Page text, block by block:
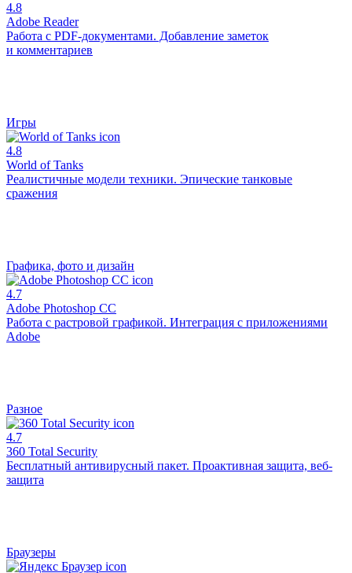
4.8
Adobe Reader
Работа с PDF-документами. Добавление заметок
и комментариев
Игры
4.8
World of Tanks
Реалистичные модели техники. Эпические танковые
сражения
Графика, фото и дизайн
4.7
Adobe Photoshop CC
Работа с растровой графикой. Интеграция с приложениями
Adobe
Разное
4.7
360 Total Security
Бесплатный антивирусный пакет. Проактивная защита, веб-
защита
Браузеры